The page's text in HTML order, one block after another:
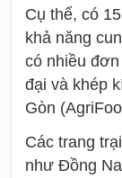
Cụ thể, có
khả năng
có nhiều
đại và khép
Gòn
Các trang
như Đồng